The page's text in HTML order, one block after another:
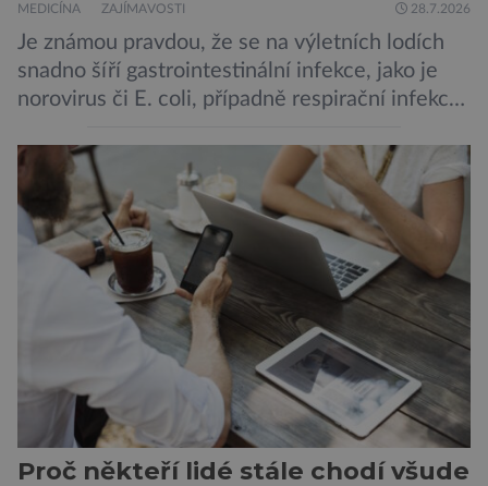
MEDICÍNA ZAJÍMAVOSTI 28.7.2026
Je známou pravdou, že se na výletních lodích
snadno šíří gastrointestinální infekce, jako je
norovirus či E. coli, případně respirační infekce,
Ovšem slyšet o prvním ohnisku hantaviru na
výletní lodi bylo znepokojivé i pro odborníky.
Zdá se, že nebezpečí bylo prozatím zažehnáno.
Máme se bát nové pandemie? Hantavirus […]
Proč někteří lidé stále chodí všude